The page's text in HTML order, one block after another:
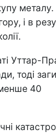
і в
Уттар-
тоді
40